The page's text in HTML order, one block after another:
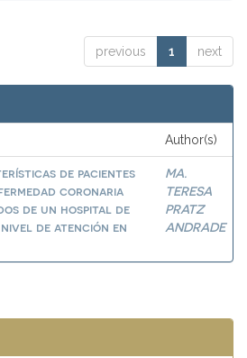
previous 1 next
Author(s)
de pacientes
coronaria
de un hospital de
de atención en
MA.
TERESA
PRATZ
ANDRADE